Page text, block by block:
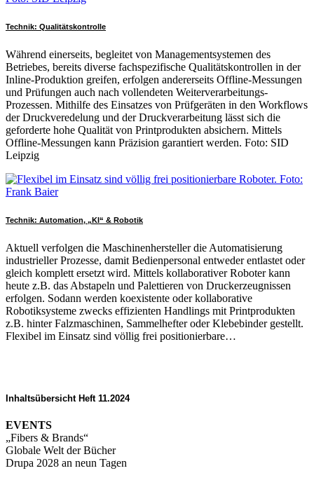
Technik: Qualitätskontrolle
Während einerseits, begleitet von Managementsystemen des
Betriebes, bereits diverse fachspezifische Qualitätskontrollen in der
Inline-Produktion greifen, erfolgen andererseits Offline-Messungen
und Prüfungen auch nach vollendeten Weiterverarbeitungs-
Prozessen. Mithilfe des Einsatzes von Prüfgeräten in den Workflows
der Druckveredelung und der Druckverarbeitung lässt sich die
geforderte hohe Qualität von Printprodukten absichern. Mittels
Offline-Messungen kann Präzision garantiert werden. Foto: SID
Leipzig
Technik: Automation, „KI“ & Robotik
Aktuell verfolgen die Maschinenhersteller die Automatisierung
industrieller Prozesse, damit Bedienpersonal entweder entlastet oder
gleich komplett ersetzt wird. Mittels kollaborativer Roboter kann
heute z.B. das Abstapeln und Palettieren von Druckerzeugnissen
erfolgen. Sodann werden koexistente oder kollaborative
Robotiksysteme zwecks effizienten Handlings mit Printprodukten
z.B. hinter Falzmaschinen, Sammelhefter oder Klebebinder gestellt.
Flexibel im Einsatz sind völlig frei positionierbare…
Inhaltsübersicht Heft 11.2024
EVENTS
„Fibers & Brands“
Globale Welt der Bücher
Drupa 2028 an neun Tagen